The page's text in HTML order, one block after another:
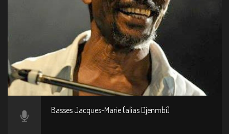
Basses Jacques-Marie (alias Djenmbi)